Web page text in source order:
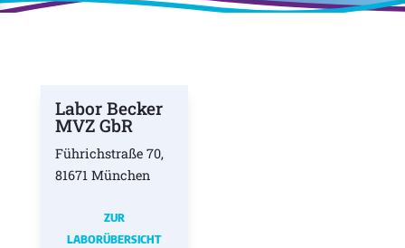
Labor Becker
MVZ GbR
Führichstraße 70,
81671 München
ZUR
LABORÜBERSICHT